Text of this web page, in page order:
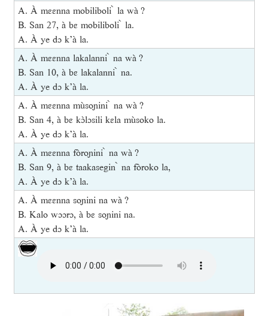
A. À mɛɛnna mobiliboli ̀ la wà ?
B. San 27, à bɛ mobiliboli ̀ la.
A. À ye dɔ k’à la.
A. À mɛɛnna lakalanni ̀ na wà ?
B. San 10, à bɛ lakalanni ̀ na.
A. À ye dɔ k’à la.
A. À mɛɛnna mùsoɲini ̀ na wà ?
B. San 4, à bɛ kɔ̀lɔsili kɛla mùsoko la.
A. À ye dɔ k’à la.
A. À mɛɛnna fòroɲini ̀ na wà ?
B. San 9, à bɛ taakasegin ̀ na fòroko la,
A. À ye dɔ k’à la.
A. À mɛɛnna soɲini na wà ?
B. Kalo wɔɔrɔ, à bɛ soɲini na.
A. À ye dɔ k’à la.